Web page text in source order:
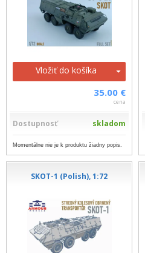
Vložiť do košíka
35.00 €
cena
Dostupnosť skladom
Momentálne nie je k produktu žiadny popis.
SKOT-1 (Polish), 1:72